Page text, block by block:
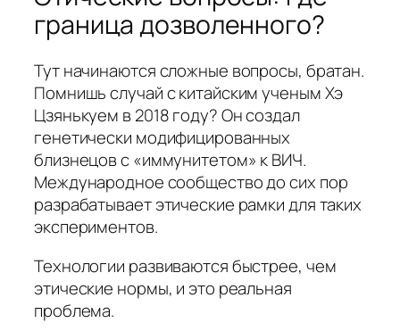
граница дозволенного?
Тут начинаются сложные вопросы, братан.
Помнишь случай с китайским ученым Хэ
Цзянькуем в 2018 году? Он создал
генетически модифицированных
близнецов с «иммунитетом» к ВИЧ.
Международное сообщество до сих пор
разрабатывает этические рамки для таких
экспериментов.
Технологии развиваются быстрее, чем
этические нормы, и это реальная
проблема.